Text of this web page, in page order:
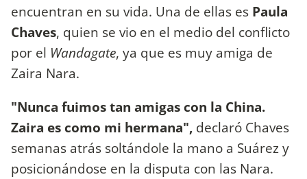
encuentran en su vida. Una de ellas es Paula
Chaves, quien se vio en el medio del conflicto
por el Wandagate, ya que es muy amiga de
Zaira Nara.
"Nunca fuimos tan amigas con la China.
Zaira es como mi hermana", declaró Chaves
semanas atrás soltándole la mano a Suárez y
posicionándose en la disputa con las Nara.